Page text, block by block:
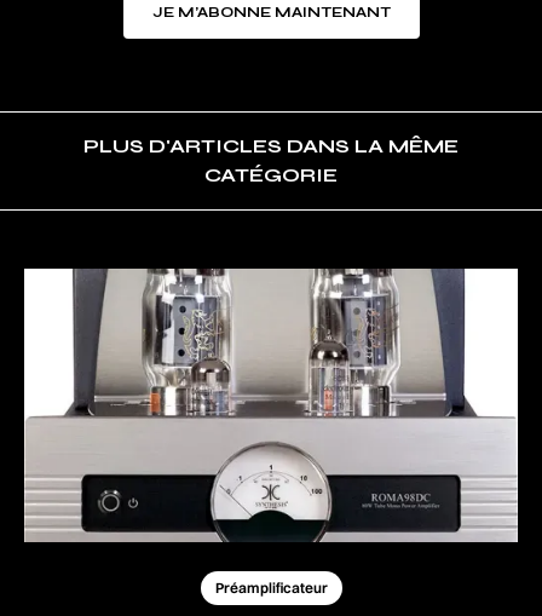
JE M’ABONNE MAINTENANT
PLUS D'ARTICLES DANS LA MÊME
CATÉGORIE
Préamplificateur